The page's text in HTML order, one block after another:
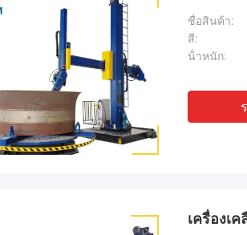
ชื่อสินค้า:
สี:
น้ําหนัก:
เครื่องเ